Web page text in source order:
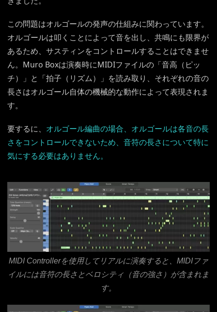
この問題はオルゴールの発声の仕組みに関わっています。
オルゴールは叩くことによって音を出し、共鳴にも限界が
あるため、サスティンをコントロールすることはできませ
ん。Muro Boxは演奏時にMIDIファイルの「音高（ピッ
チ）」と「拍子（リズム）」を読み取り、それぞれの音の
長さはオルゴール自体の機械的な動作によって表現されま
す。
要するに、 オルゴール編曲の場合、オルゴールは各音の長
さをコントロールできないため、音符の長さについて特に
気にする必要はありません。
MIDI Controllerを使用してリアルに演奏すると、MIDIファ
イルには音符の長さとベロシティ（音の強さ）が含まれま
す。